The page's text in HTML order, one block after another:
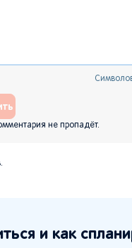
не пропадёт.
и как